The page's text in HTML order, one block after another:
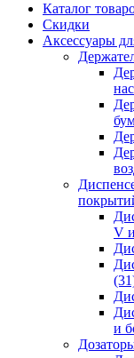
Каталог
Скидки
Аксессуары
V
и